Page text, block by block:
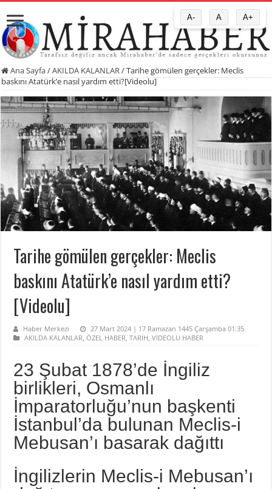
Ana Sayfa/AKILDA KALANLAR /Tarihe gömülen gerçekler: Meclis
baskını Atatürk’e nasıl yardım etti?[Videolu]
Tarihe gömülen gerçekler: Meclis
baskını Atatürk’e nasıl yardım etti?
[Videolu]
Haber Merkezi
27 Mart 2024 | 17 Ramazan 1445 Çarşamba 01:35
AKILDA KALANLAR,ÖZEL HABER,TARİH,VİDEOLU HABER
23 Şubat 1878’de İngiliz
birlikleri, Osmanlı
İmparatorluğu’nun başkenti
İstanbul’da bulunan Meclis-i
Mebusan’ı basarak dağıttı
İngilizlerin Meclis-i Mebusan’ı
A- A A+